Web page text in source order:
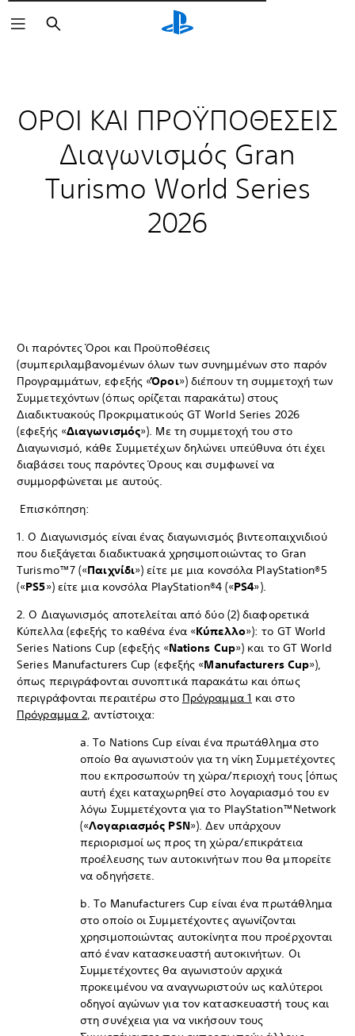
Αναζήτηση
ΟΡΟΙ ΚΑΙ ΠΡΟΫΠΟΘΕΣΕΙΣ
Διαγωνισμός Gran
Turismo World Series
2026
Οι παρόντες Όροι και Προϋποθέσεις
(συμπεριλαμβανομένων όλων των συνημμένων στο παρόν
Προγραμμάτων, εφεξής «Όροι») διέπουν τη συμμετοχή των
Συμμετεχόντων (όπως ορίζεται παρακάτω) στους
Διαδικτυακούς Προκριματικούς GT World Series 2026
(εφεξής «Διαγωνισμός»). Με τη συμμετοχή του στο
Διαγωνισμό, κάθε Συμμετέχων δηλώνει υπεύθυνα ότι έχει
διαβάσει τους παρόντες Όρους και συμφωνεί να
συμμορφώνεται με αυτούς.
Επισκόπηση:
1. Ο Διαγωνισμός είναι ένας διαγωνισμός βιντεοπαιχνιδιού
που διεξάγεται διαδικτυακά χρησιμοποιώντας το Gran
Turismo™7 («Παιχνίδι») είτε με μια κονσόλα PlayStation®5
(«PS5») είτε μια κονσόλα PlayStation®4 («PS4»).
2. Ο Διαγωνισμός αποτελείται από δύο (2) διαφορετικά
Κύπελλα (εφεξής το καθένα ένα «Κύπελλο»): το GT World
Series Nations Cup (εφεξής «Nations Cup») και το GT World
Series Manufacturers Cup (εφεξής «Manufacturers Cup»),
όπως περιγράφονται συνοπτικά παρακάτω και όπως
περιγράφονται περαιτέρω στο Πρόγραμμα 1 και στο
Πρόγραμμα 2, αντίστοιχα:
a. Το Nations Cup είναι ένα πρωτάθλημα στο
οποίο θα αγωνιστούν για τη νίκη Συμμετέχοντες
που εκπροσωπούν τη χώρα/περιοχή τους [όπως
αυτή έχει καταχωρηθεί στο λογαριασμό του εν
λόγω Συμμετέχοντα για το PlayStation™Network
(«Λογαριασμός PSN»). Δεν υπάρχουν
περιορισμοί ως προς τη χώρα/επικράτεια
προέλευσης των αυτοκινήτων που θα μπορείτε
να οδηγήσετε.
b. Το Manufacturers Cup είναι ένα πρωτάθλημα
στο οποίο οι Συμμετέχοντες αγωνίζονται
χρησιμοποιώντας αυτοκίνητα που προέρχονται
από έναν κατασκευαστή αυτοκινήτων. Οι
Συμμετέχοντες θα αγωνιστούν αρχικά
προκειμένου να αναγνωριστούν ως καλύτεροι
οδηγοί αγώνων για τον κατασκευαστή τους και
στη συνέχεια για να νικήσουν τους